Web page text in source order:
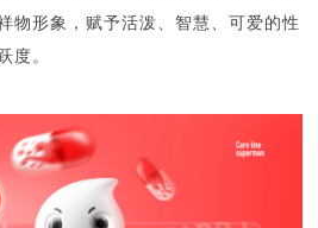
物形象，赋予活泼、智慧、可爱的性
度。